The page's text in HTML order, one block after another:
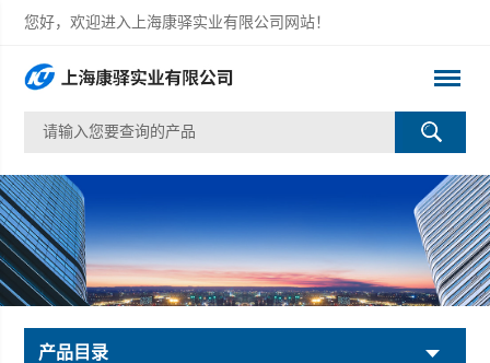
您好，欢迎进入上海康驿实业有限公司网站！
产品目录